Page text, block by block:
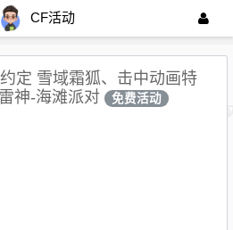
CF活动
定 雪域霜狐、击中动画特
神-海滩派对
免费活动